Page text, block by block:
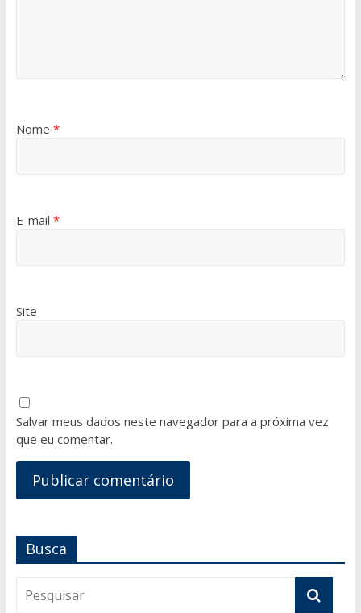
Nome *
E-mail *
Site
Salvar meus dados neste navegador para a próxima vez
que eu comentar.
Busca